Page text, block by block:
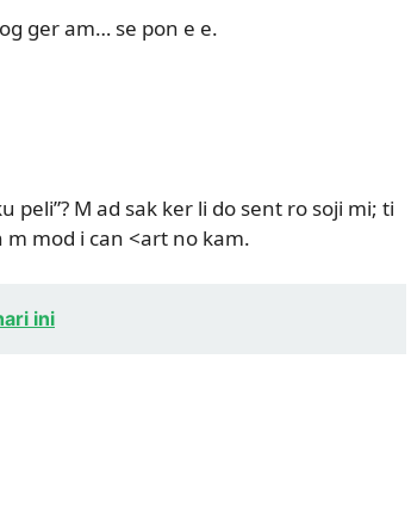
ger am… se pon e e.
peli”? M ad sak ker li do sent ro soji mi; ti
mod i can <art no kam.
ini